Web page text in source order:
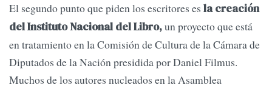
El segundo punto que piden los escritores es la creación
del Instituto Nacional del Libro,un proyecto que está
en tratamiento en la Comisión de Cultura de la Cámara de
Diputados de la Nación presidida por Daniel Filmus.
Muchos de los autores nucleados en la Asamblea